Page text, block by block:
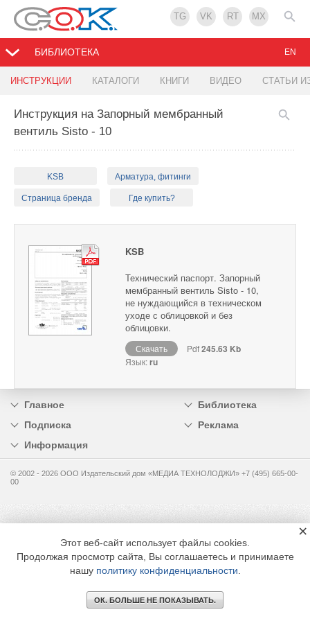
TG VK RT MX
БИБЛИОТЕКА
ИНСТРУКЦИИ КАТАЛОГИ КНИГИ ВИДЕО СТАТЬИ
EN
Инструкция на Запорный мембранный
вентиль Sisto - 10
KSB Арматура, фитинги
Страница бренда Где купить?
KSB
Технический паспорт. Запорный
мембранный вентиль Sisto - 10,
не нуждающийся в техническом
уходе с облицовкой и без
облицовки.
Скачать Pdf245.63 Kb
Язык:ru
Главное
Библиотека
Подписка
Реклама
Информация
© 2002 - 2026 OOO Издательский дом «МЕДИА ТЕХНОЛОДЖИ» +7 (495) 665-00-
00
Этот веб-сайт использует файлы cookies.
Продолжая просмотр сайта, Вы соглашаетесь и принимаете
нашу политику конфиденциальности
ОК. БОЛЬШЕ НЕ ПОКАЗЫВАТЬ.
×